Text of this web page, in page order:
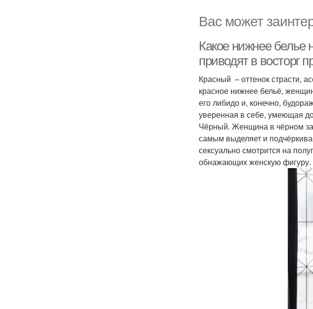
Вас может
Какое нижнее белье
приводят в восторг
Красный – оттенок страсти,
красное нижнее бельё,
его либидо и, конечно,
уверенная в себе, умеющая
Чёрный. Женщина в чёрном
самым выделяет и
сексуально смотрится на
обнажающих женскую фигуру.